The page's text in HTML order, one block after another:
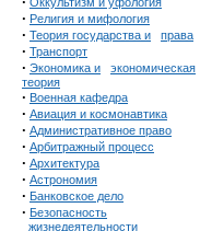
· Религия и мифология
· Теория государства и права
· Транспорт
· Экономика и
экономическая
теория
· Военная кафедра
· Авиация и космонавтика
· Административное право
· Арбитражный процесс
· Архитектура
· Астрономия
· Банковское дело
· Безопасность
жизнедеятельности